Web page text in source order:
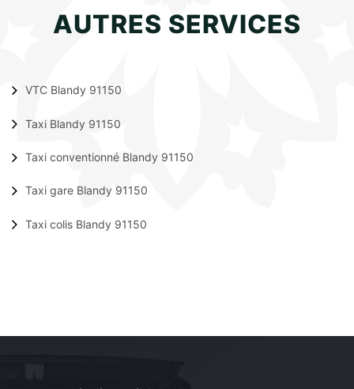
AUTRES SERVICES
VTC Blandy 91150
Taxi Blandy 91150
Taxi conventionné Blandy 91150
Taxi gare Blandy 91150
Taxi colis Blandy 91150